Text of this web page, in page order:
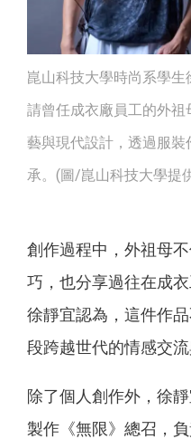
崑山科技大學時尚系學生
請曾任成衣廠員工的外
藝與現代設計，透過服
承。(圖/崑山科技大學提
創作過程中，外祖母
巧，也分享過往在成
徐靜宜認為，這件作
段跨越世代的情感交流
除了個人創作外，徐
製作《無限》總召，